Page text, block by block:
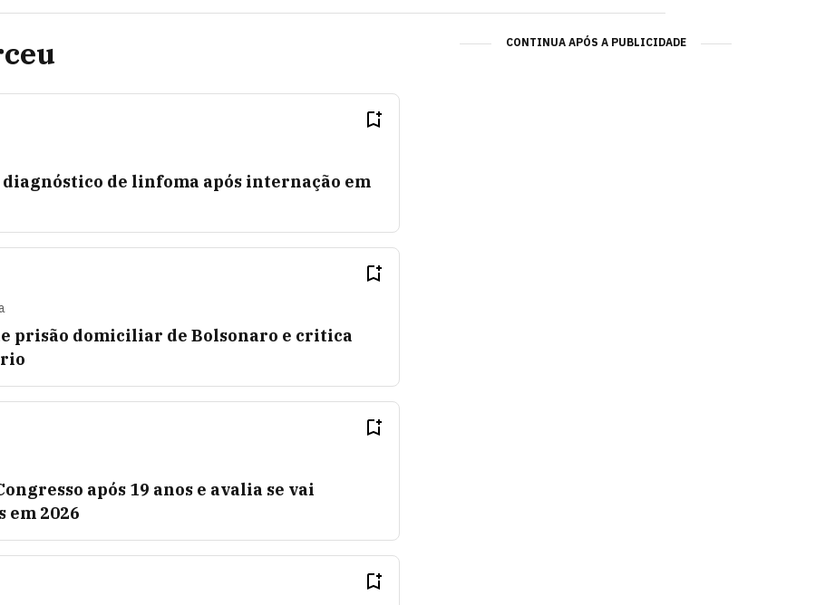
diagnóstico de linfoma após internação em
prisão domiciliar de Bolsonaro e critica
após 19 anos e avalia se vai
em 2026
CONTINUA APÓS A PUBLICIDADE